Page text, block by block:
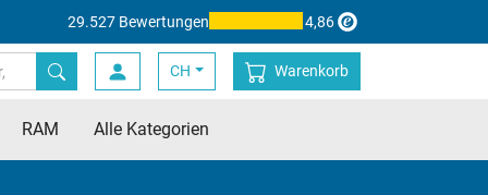
29.527 Bewertungen 4,86
CH Warenkorb
RAM Alle Kategorien